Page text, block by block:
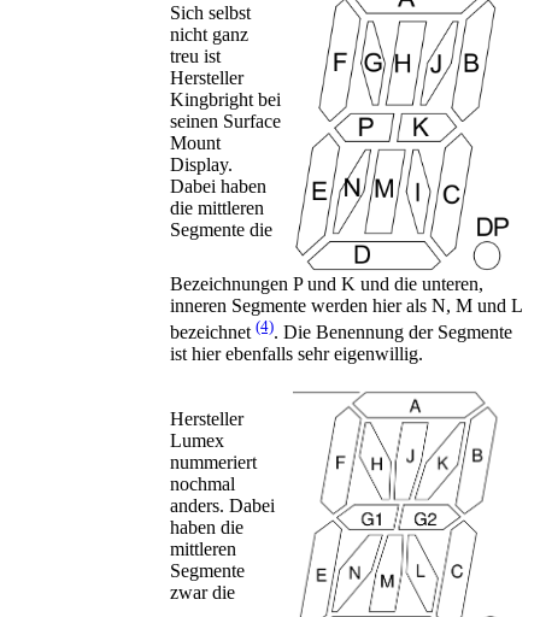
Sich selbst
nicht ganz
treu ist
Hersteller
Kingbright bei
seinen Surface
Mount
Display.
Dabei haben
die mittleren
Segmente die
Bezeichnungen P und K und die unteren,
inneren Segmente werden hier als N, M und L
bezeichnet (4). Die Benennung der Segmente
ist hier ebenfalls sehr eigenwillig.
Hersteller
Lumex
nummeriert
nochmal
anders. Dabei
haben die
mittleren
Segmente
zwar die